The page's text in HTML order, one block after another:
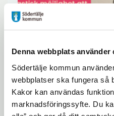
Denna webbplats använder
Södertälje kommun
webbplatser ska fungera så
Kakor kan användas
marknadsföringssyfte. Du